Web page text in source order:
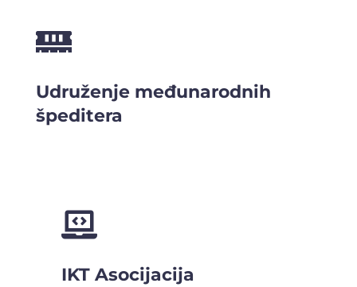

Udruženje međunarodnih
špeditera

IKT Asocijacija